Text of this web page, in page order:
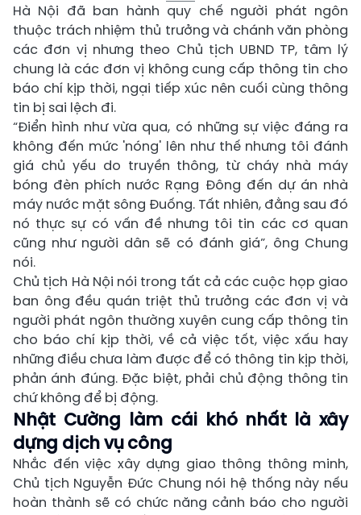
Hà Nội đã ban hành quy chế người phát ngôn
thuộc trách nhiệm thủ trưởng và chánh văn phòng
các đơn vị nhưng theo Chủ tịch UBND TP, tâm lý
chung là các đơn vị không cung cấp thông tin cho
báo chí kịp thời, ngại tiếp xúc nên cuối cùng thông
tin bị sai lệch đi.
“Điển hình như vừa qua, có những sự việc đáng ra
không đến mức 'nóng' lên như thế nhưng tôi đánh
giá chủ yếu do truyền thông, từ cháy nhà máy
bóng đèn phích nước Rạng Đông đến dự án nhà
máy nước mặt sông Đuống. Tất nhiên, đằng sau đó
nó thực sự có vấn đề nhưng tôi tin các cơ quan
cũng như người dân sẽ có đánh giá”, ông Chung
nói.
Chủ tịch Hà Nội nói trong tất cả các cuộc họp giao
ban ông đều quán triệt thủ trưởng các đơn vị và
người phát ngôn thường xuyên cung cấp thông tin
cho báo chí kịp thời, về cả việc tốt, việc xấu hay
những điều chưa làm được để có thông tin kịp thời,
phản ánh đúng. Đặc biệt, phải chủ động thông tin
chứ không để bị động.
Nhật Cường làm cái khó nhất là xây
dựng dịch vụ công
Nhắc đến việc xây dựng giao thông thông minh,
Chủ tịch Nguyễn Đức Chung nói hệ thống này nếu
hoàn thành sẽ có chức năng cảnh báo cho người